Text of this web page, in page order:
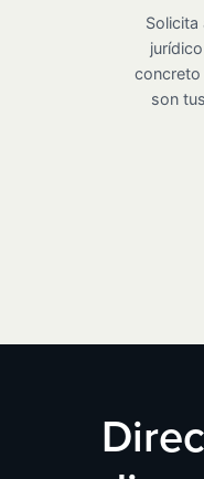
Solicita
concreto
son